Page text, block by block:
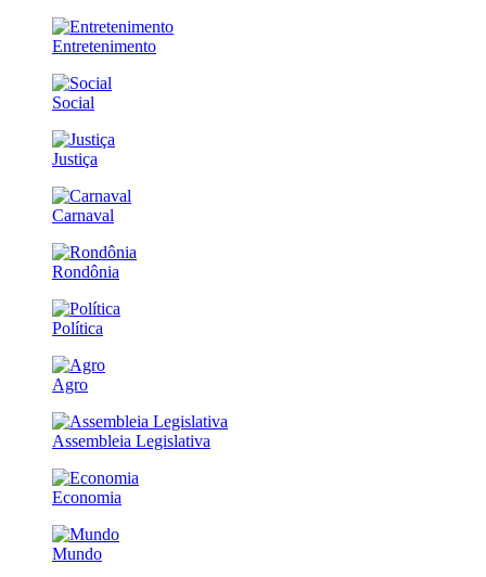
Entretenimento
Social
Justiça
Carnaval
Rondônia
Política
Agro
Assembleia Legislativa
Economia
Mundo